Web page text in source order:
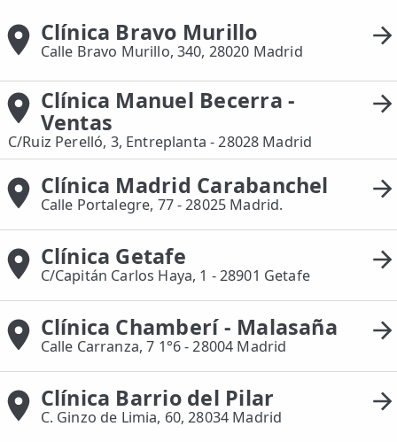
Clínica Bravo Murillo
Calle Bravo Murillo, 340, 28020 Madrid
Clínica Manuel Becerra -
Ventas
C/Ruiz Perelló, 3, Entreplanta - 28028 Madrid
Clínica Madrid Carabanchel
Calle Portalegre, 77 - 28025 Madrid.
Clínica Getafe
C/Capitán Carlos Haya, 1 - 28901 Getafe
Clínica Chamberí - Malasaña
Calle Carranza, 7 1°6 - 28004 Madrid
Clínica Barrio del Pilar
C. Ginzo de Limia, 60, 28034 Madrid